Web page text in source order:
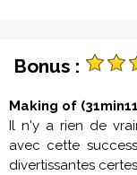
Bonus :
Making of
Il n'y a rien de
avec cette
divertissantes